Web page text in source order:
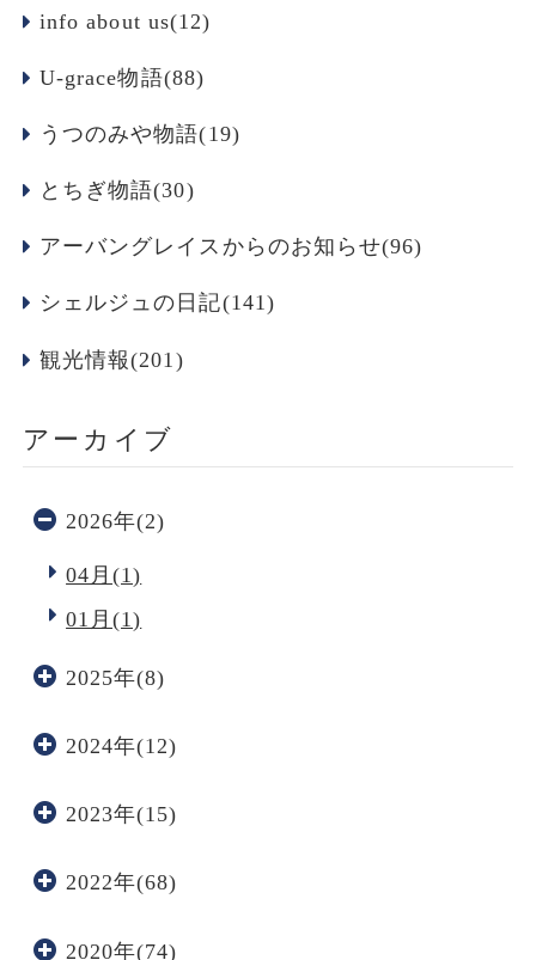
info about us(12)
U-grace物語(88)
うつのみや物語(19)
とちぎ物語(30)
アーバングレイスからのお知らせ(96)
シェルジュの日記(141)
観光情報(201)
アーカイブ
2026年(2)
04月(1)
01月(1)
2025年(8)
2024年(12)
2023年(15)
2022年(68)
2020年(74)